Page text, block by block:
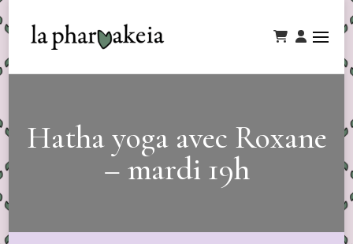
Hatha yoga avec Roxane
– mardi 19h